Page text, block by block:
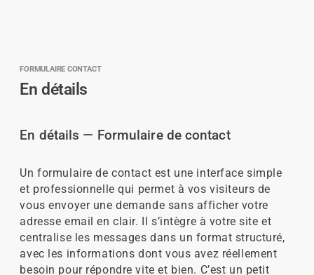
FORMULAIRE CONTACT
En détails
En détails — Formulaire de contact
Un formulaire de contact est une interface simple
et professionnelle qui permet à vos visiteurs de
vous envoyer une demande sans afficher votre
adresse email en clair. Il s’intègre à votre site et
centralise les messages dans un format structuré,
avec les informations dont vous avez réellement
besoin pour répondre vite et bien. C’est un petit